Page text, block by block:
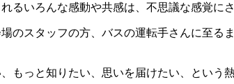
るいろんな感動や共感は、不思議な感覚に
のスタッフの方、バスの運転手さんに至
もっと知りたい、思いを届けたい、という